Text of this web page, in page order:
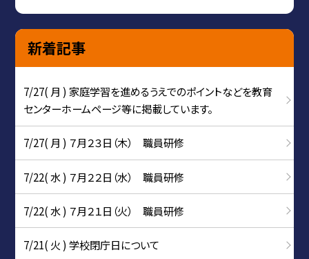
新着記事
7/27( 月 ) 家庭学習を進めるうえでのポイントなどを教育
センターホームページ等に掲載しています。
7/27( 月 ) ７月２３日（木） 職員研修
7/22( 水 ) ７月２２日（水） 職員研修
7/22( 水 ) ７月２１日（火） 職員研修
7/21( 火 ) 学校閉庁日について